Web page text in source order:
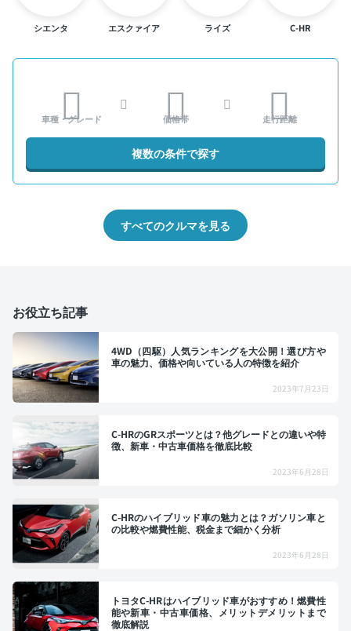
シエンタ エスクァイア ライズ C-HR
車種・グレード 価格帯 走行距離
複数の条件で探す
すべてのクルマを見る
お役立ち記事
4WD（四駆）人気ランキングを大公開！選び方や
車の魅力、価格や向いている人の特徴を紹介
2023年7月23日
C-HRのGRスポーツとは？他グレードとの違いや特
徴、新車・中古車価格を徹底比較
2023年6月28日
C-HRのハイブリッド車の魅力とは？ガソリン車と
の比較や燃費性能、税金まで細かく分析
2023年6月28日
トヨタC-HRはハイブリッド車がおすすめ！燃費性
能や新車・中古車価格、メリットデメリットまで
徹底解説